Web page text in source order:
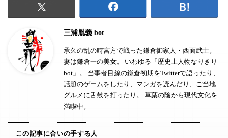
三浦胤義 bot
承久の乱の時宮方で戦った鎌倉御家人・西面武士。
妻は鎌倉一の美女。 いわゆる「歴史上人物なりきり
bot」。 当事者目線の鎌倉初期をTwitterで語ったり、
話題のゲームをしたり、マンガを読んだり、ご当地
グルメに舌鼓を打ったり。 草葉の陰から現代文化を
満喫中。
この記事に合いの手する人